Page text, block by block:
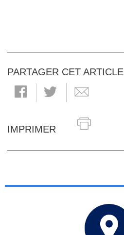
PARTAGER CET ARTICLE
IMPRIMER